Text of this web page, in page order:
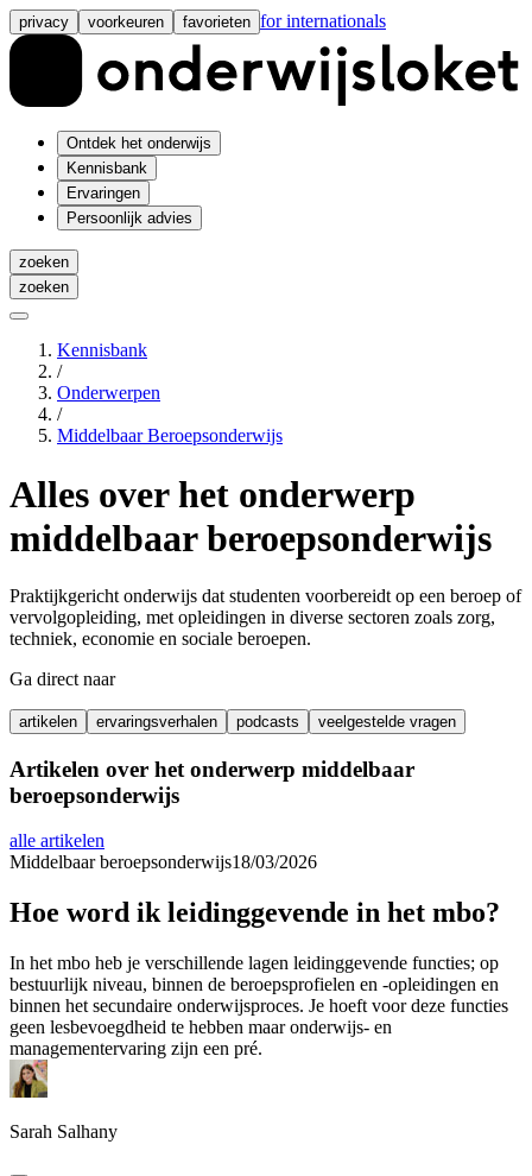
privacy voorkeuren favorieten for internationals
Ontdek het onderwijs
Kennisbank
Ervaringen
Persoonlijk advies
zoeken
zoeken
Kennisbank
/
Onderwerpen
/
Middelbaar Beroepsonderwijs
Alles over het onderwerp
middelbaar beroepsonderwijs
Praktijkgericht onderwijs dat studenten voorbereidt op een beroep of
vervolgopleiding, met opleidingen in diverse sectoren zoals zorg,
techniek, economie en sociale beroepen.
Ga direct naar
artikelen ervaringsverhalen podcasts veelgestelde vragen
Artikelen over het onderwerp middelbaar
beroepsonderwijs
alle artikelen
Middelbaar beroepsonderwijs18/03/2026
Hoe word ik leidinggevende in het mbo?
In het mbo heb je verschillende lagen leidinggevende functies; op
bestuurlijk niveau, binnen de beroepsprofielen en -opleidingen en
binnen het secundaire onderwijsproces. Je hoeft voor deze functies
geen lesbevoegdheid te hebben maar onderwijs- en
managementervaring zijn een pré.
Sarah Salhany